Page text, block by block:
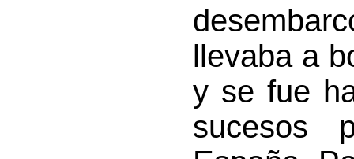
llevaba a
y se fue
sucesos